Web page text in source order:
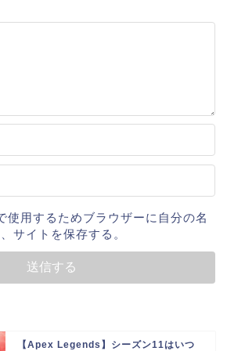
使用するためブラウザーに自分の名
サイトを保存する。
【Apex Legends】シーズン11はいつ